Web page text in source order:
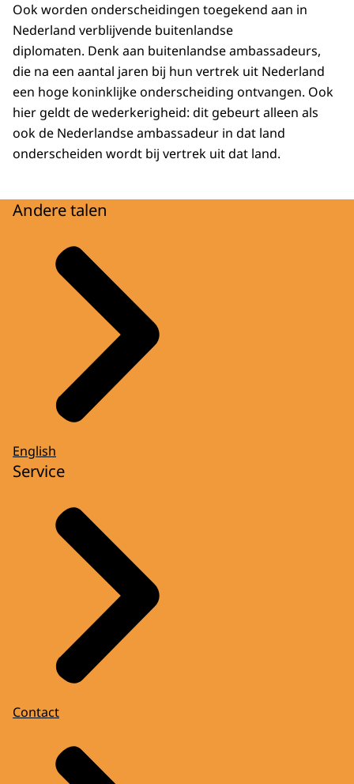
Ook worden onderscheidingen toegekend aan in
Nederland verblijvende buitenlandse
diplomaten. Denk aan buitenlandse ambassadeurs,
die na een aantal jaren bij hun vertrek uit Nederland
een hoge koninklijke onderscheiding ontvangen. Ook
hier geldt de wederkerigheid: dit gebeurt alleen als
ook de Nederlandse ambassadeur in dat land
onderscheiden wordt bij vertrek uit dat land.
Andere talen
English
Service
Contact